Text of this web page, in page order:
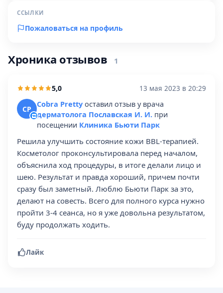
ССЫЛКИ
Пожаловаться на профиль
Хроника отзывов 1
5,0 13 мая 2023 в 20:29
CP Cobra Pretty оставил отзыв у врача
дерматолога Пославская И. И. при
посещении Клиника Бьюти Парк
Решила улучшить состояние кожи BBL-терапией.
Косметолог проконсультировала перед началом,
объяснила ход процедуры, в итоге делали лицо и
шею. Результат и правда хороший, причем почти
сразу был заметный. Люблю Бьюти Парк за это,
делают на совесть. Всего для полного курса нужно
пройти 3-4 сеанса, но я уже довольна результатом,
буду продолжать ходить.
Лайк